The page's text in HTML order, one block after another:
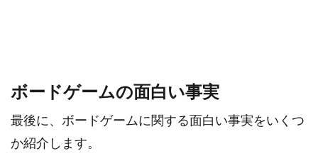
ボードゲームの面白い事実
最後に、ボードゲームに関する面白い事実をいくつ
か紹介します。